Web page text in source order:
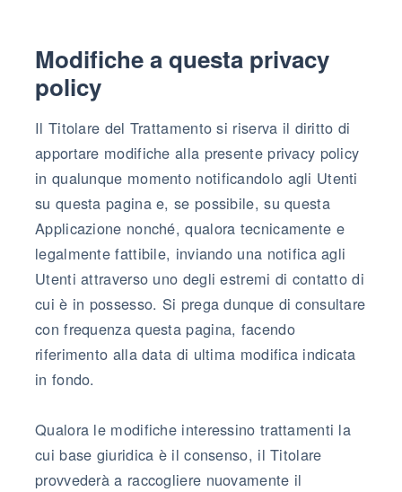
Modifiche a questa privacy
policy
Il Titolare del Trattamento si riserva il diritto di
apportare modifiche alla presente privacy policy
in qualunque momento notificandolo agli Utenti
su questa pagina e, se possibile, su questa
Applicazione nonché, qualora tecnicamente e
legalmente fattibile, inviando una notifica agli
Utenti attraverso uno degli estremi di contatto di
cui è in possesso. Si prega dunque di consultare
con frequenza questa pagina, facendo
riferimento alla data di ultima modifica indicata
in fondo.
Qualora le modifiche interessino trattamenti la
cui base giuridica è il consenso, il Titolare
provvederà a raccogliere nuovamente il